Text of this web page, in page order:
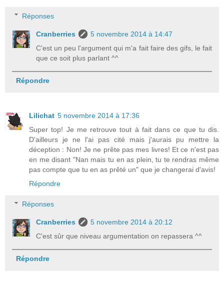
Réponses
Cranberries
5 novembre 2014 à 14:47
C'est un peu l'argument qui m'a fait faire des gifs, le fait
que ce soit plus parlant ^^
Répondre
Lilichat 5 novembre 2014 à 17:36
Super top! Je me retrouve tout à fait dans ce que tu dis.
D'ailleurs je ne l'ai pas cité mais j'aurais pu mettre la
déception : Non! Je ne prête pas mes livres! Et ce n'est pas
en me disant "Nan mais tu en as plein, tu te rendras même
pas compte que tu en as prêté un" que je changerai d'avis!
Répondre
Réponses
Cranberries
5 novembre 2014 à 20:12
C'est sûr que niveau argumentation on repassera ^^
Répondre